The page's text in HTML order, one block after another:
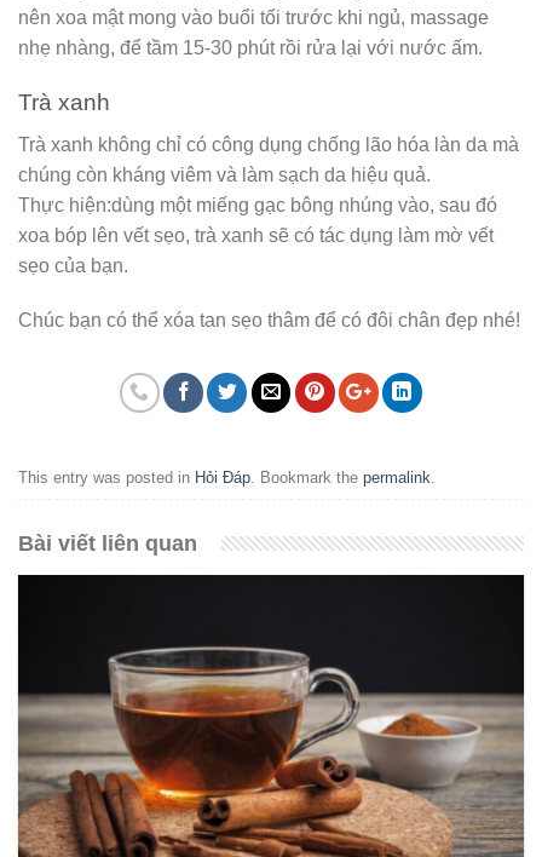
nên xoa mật mong vào buổi tối trước khi ngủ, massage
nhẹ nhàng, để tầm 15-30 phút rồi rửa lại với nước ấm.
Trà xanh
Trà xanh không chỉ có công dụng chống lão hóa làn da mà
chúng còn kháng viêm và làm sạch da hiệu quả.
Thực hiện:dùng một miếng gạc bông nhúng vào, sau đó
xoa bóp lên vết sẹo, trà xanh sẽ có tác dụng làm mờ vết
sẹo của bạn.
Chúc bạn có thể xóa tan sẹo thâm để có đôi chân đẹp nhé!
This entry was posted in Hỏi Đáp . Bookmark the permalink
Bài viết liên quan